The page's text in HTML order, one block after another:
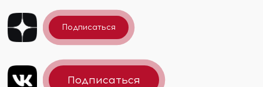
Подписаться
Подписаться